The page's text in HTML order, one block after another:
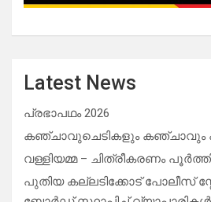
Latest News
പ്രഭാപഥം 2026
കഞ്ചാവുചെടികളും കഞ്ചാവും
വള്ളിയമ്മ – ചിത്രീകരണം
പുതിയ കല്ലടിക്കോട് പോലീസ്